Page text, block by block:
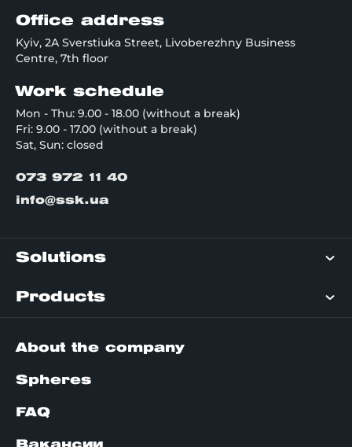
Office address
Kyiv, 2A Sverstiuka Street, Livoberezhny Business
Centre, 7th floor
Work schedule
Mon - Thu: 9.00 - 18.00 (without a break)
Fri: 9.00 - 17.00 (without a break)
Sat, Sun: closed
073 972 11 40
info@ssk.ua
Solutions
Products
About the company
Spheres
FAQ